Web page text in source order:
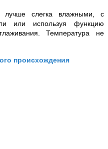
слегка влажными, с
или используя функцию
Температура не
происхождения